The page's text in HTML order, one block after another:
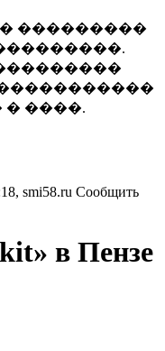
���������
����.
smi58.ru Сообщить
в Пензе